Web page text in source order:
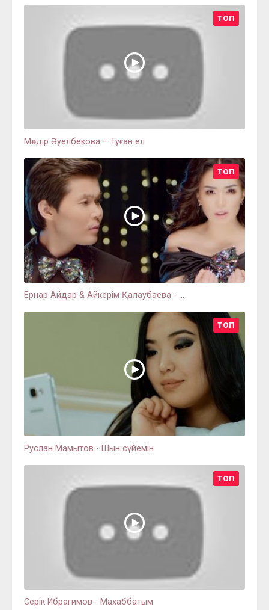
ТОП
Мөлдір Әуелбекова – Туған ел
ТОП
Ернар Айдар & Айкерім Қалаубаева - ...
ТОП
Руслан Мамытов - Шын сүйемін
ТОП
Серік Ибрагимов - Махаббатым